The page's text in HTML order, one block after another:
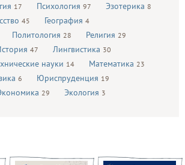
17 Психология 97 Эзотерика 8
45 География 4
Политология 28 Религия 29
47 Лингвистика 30
науки 14 Математика 23
6 Юриспруденция 19
29 Экология 3